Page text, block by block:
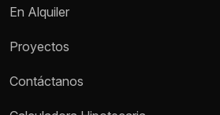
En Alquiler
Proyectos
Contáctanos